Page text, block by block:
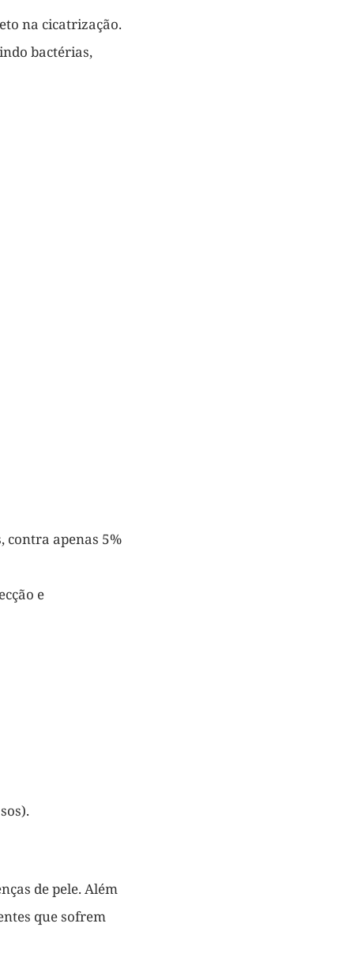
na cicatrização.
bactérias,
contra apenas 5%
e
de pele. Além
que sofrem